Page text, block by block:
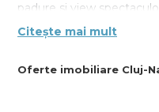
Oferte imobiliare Cluj-
padure si view
Suprafata utila este de 51
- 1 dormitor;
Citește mai mult